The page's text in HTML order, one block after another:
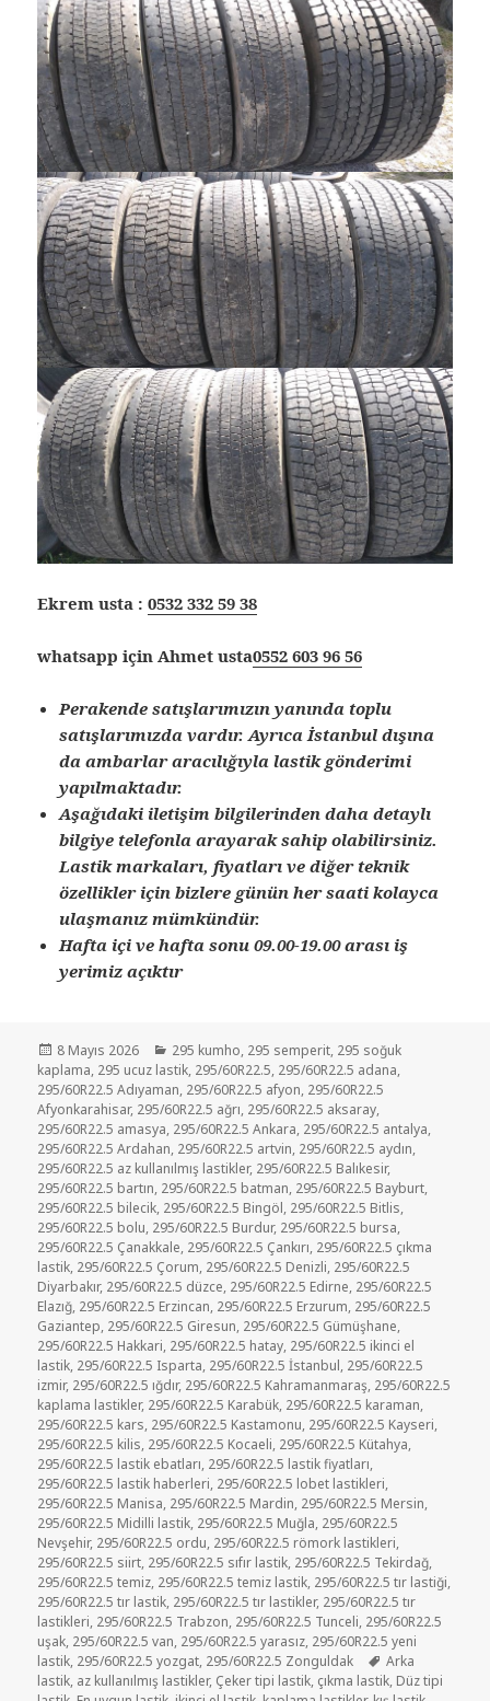
Ekrem usta :0532 332 59 38
whatsapp için Ahmet usta0552 603 96 56
Perakende satışlarımızın yanında toplu
satışlarımızda vardır. Ayrıca İstanbul dışına
da ambarlar aracılığıyla lastik gönderimi
yapılmaktadır.
Aşağıdaki iletişim bilgilerinden daha detaylı
bilgiye telefonla arayarak sahip olabilirsiniz.
Lastik markaları, fiyatları ve diğer teknik
özellikler için bizlere günün her saati kolayca
ulaşmanız mümkündür.
Hafta içi ve hafta sonu 09.00-19.00 arası iş
yerimiz açıktır
Yayın
tarihi
8 Mayıs 2026 Kategoriler
295 kumho, 295 semperit, 295 soğuk
kaplama, 295 ucuz lastik, 295/60R22.5, 295/60R22.5 adana,
295/60R22.5 Adıyaman, 295/60R22.5 afyon, 295/60R22.5
Afyonkarahisar, 295/60R22.5 ağrı, 295/60R22.5 aksaray,
295/60R22.5 amasya, 295/60R22.5 Ankara, 295/60R22.5 antalya,
295/60R22.5 Ardahan, 295/60R22.5 artvin, 295/60R22.5 aydın,
295/60R22.5 az kullanılmış lastikler, 295/60R22.5 Balıkesir,
295/60R22.5 bartın, 295/60R22.5 batman, 295/60R22.5 Bayburt,
295/60R22.5 bilecik, 295/60R22.5 Bingöl, 295/60R22.5 Bitlis,
295/60R22.5 bolu, 295/60R22.5 Burdur, 295/60R22.5 bursa,
295/60R22.5 Çanakkale, 295/60R22.5 Çankırı, 295/60R22.5 çıkma
lastik, 295/60R22.5 Çorum, 295/60R22.5 Denizli, 295/60R22.5
Diyarbakır, 295/60R22.5 düzce, 295/60R22.5 Edirne, 295/60R22.5
Elazığ, 295/60R22.5 Erzincan, 295/60R22.5 Erzurum, 295/60R22.5
Gaziantep, 295/60R22.5 Giresun, 295/60R22.5 Gümüşhane,
295/60R22.5 Hakkari, 295/60R22.5 hatay, 295/60R22.5 ikinci el
lastik, 295/60R22.5 Isparta, 295/60R22.5 İstanbul, 295/60R22.5
izmir, 295/60R22.5 ığdır, 295/60R22.5 Kahramanmaraş, 295/60R22.5
kaplama lastikler, 295/60R22.5 Karabük, 295/60R22.5 karaman,
295/60R22.5 kars, 295/60R22.5 Kastamonu, 295/60R22.5 Kayseri,
295/60R22.5 kilis, 295/60R22.5 Kocaeli, 295/60R22.5 Kütahya,
295/60R22.5 lastik ebatları, 295/60R22.5 lastik fiyatları,
295/60R22.5 lastik haberleri, 295/60R22.5 lobet lastikleri,
295/60R22.5 Manisa, 295/60R22.5 Mardin, 295/60R22.5 Mersin,
295/60R22.5 Midilli lastik, 295/60R22.5 Muğla, 295/60R22.5
Nevşehir, 295/60R22.5 ordu, 295/60R22.5 römork lastikleri,
295/60R22.5 siirt, 295/60R22.5 sıfır lastik, 295/60R22.5 Tekirdağ,
295/60R22.5 temiz, 295/60R22.5 temiz lastik, 295/60R22.5 tır lastiği,
295/60R22.5 tır lastik, 295/60R22.5 tır lastikler, 295/60R22.5 tır
lastikleri, 295/60R22.5 Trabzon, 295/60R22.5 Tunceli, 295/60R22.5
uşak, 295/60R22.5 van, 295/60R22.5 yarasız, 295/60R22.5 yeni
lastik, 295/60R22.5 yozgat, 295/60R22.5 Zonguldak Etiketler
Arka
lastik, az kullanılmış lastikler, Çeker tipi lastik, çıkma lastik, Düz tipi